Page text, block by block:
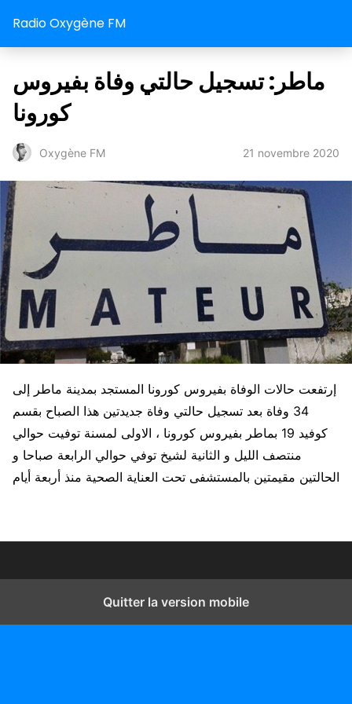
Radio Oxygène FM
ماطر: تسجيل حالتي وفاة بفيروس
كورونا
Oxygène FM 21 novembre 2020
إرتفعت حالات الوفاة بفيروس كورونا المستجد بمدينة ماطر إلى
34 وفاة بعد تسجيل حالتي وفاة جديدتين هذا الصباح بقسم
كوفيد 19 بماطر بفيروس كورونا ، الاولى لمسنة توفيت حوالي
منتصف الليل و الثانية لشيخ توفي حوالي الرابعة صباحا و
الحالتين مقيمتين بالمستشفى تحت العناية الصحية منذ أربعة أيام
Quitter la version mobile